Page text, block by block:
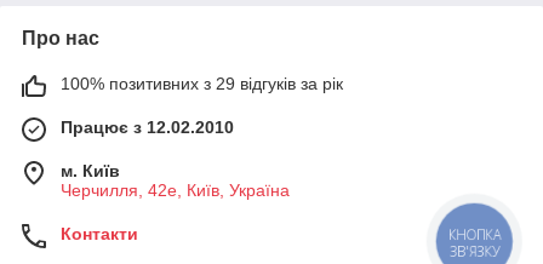
Про нас
100% позитивних з 29 відгуків за рік
Працює з 12.02.2010
м. Київ
Черчилля, 42е, Київ, Україна
Контакти КНОПКА
ЗВ'ЯЗКУ